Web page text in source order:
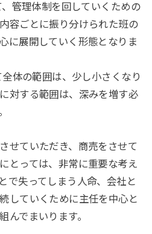
管理体制を回していくための
容ごとに振り分けられた班の
に展開していく形態となりま
体の範囲は、少し小さくなり
対する範囲は、深みを増す必
せていただき、商売をさせて
とっては、非常に重要な考え
で失ってしまう人命、会社と
していくために主任を中心と
んでまいります。